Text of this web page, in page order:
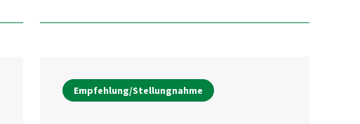
Empfehlung/Stellungnahme